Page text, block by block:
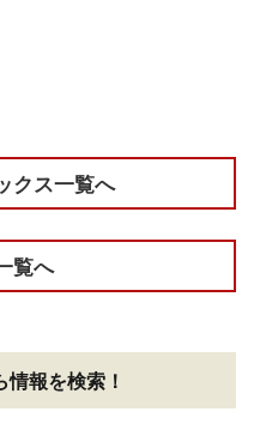
クス一覧へ
覧へ
情報を検索！